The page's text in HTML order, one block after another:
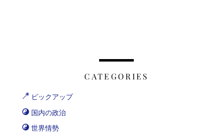
CATEGORIES
ピックアップ
国内の政治
世界情勢